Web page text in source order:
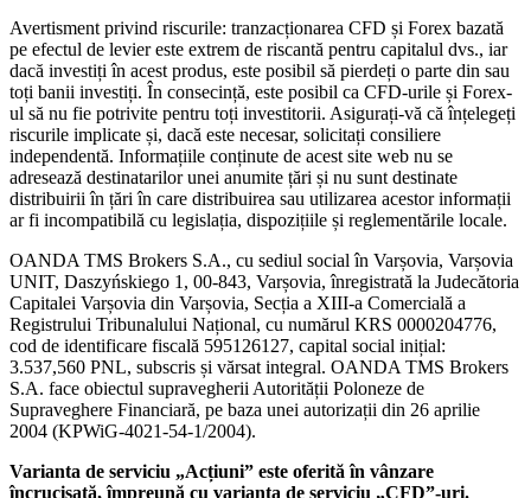
Avertisment privind riscurile: tranzacționarea CFD și Forex bazată
pe efectul de levier este extrem de riscantă pentru capitalul dvs., iar
dacă investiți în acest produs, este posibil să pierdeți o parte din sau
toți banii investiți. În consecință, este posibil ca CFD-urile și Forex-
ul să nu fie potrivite pentru toți investitorii. Asigurați-vă că înțelegeți
riscurile implicate și, dacă este necesar, solicitați consiliere
independentă. Informațiile conținute de acest site web nu se
adresează destinatarilor unei anumite țări și nu sunt destinate
distribuirii în țări în care distribuirea sau utilizarea acestor informații
ar fi incompatibilă cu legislația, dispozițiile și reglementările locale.
OANDA TMS Brokers S.A., cu sediul social în Varșovia, Varșovia
UNIT, Daszyńskiego 1, 00-843, Varșovia, înregistrată la Judecătoria
Capitalei Varșovia din Varșovia, Secția a XIII-a Comercială a
Registrului Tribunalului Național, cu numărul KRS 0000204776,
cod de identificare fiscală 595126127, capital social inițial:
3.537,560 PNL, subscris și vărsat integral. OANDA TMS Brokers
S.A. face obiectul supravegherii Autorității Poloneze de
Supraveghere Financiară, pe baza unei autorizații din 26 aprilie
2004 (KPWiG-4021-54-1/2004).
Varianta de serviciu „Acțiuni” este oferită în vânzare
încrucișată, împreună cu varianta de serviciu „CFD”-uri.